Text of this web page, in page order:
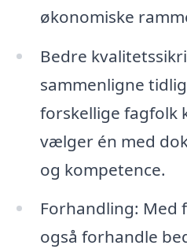
økonomiske
Bedre
sammenligne
forskellige fagfolk
vælger én med
og kompetence.
Forhandling: Med
også forhandle